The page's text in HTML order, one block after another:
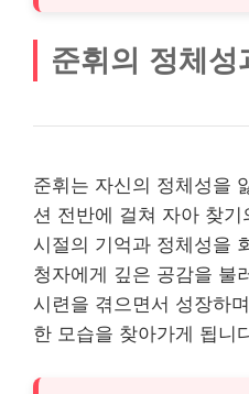
준휘의 정체성
준휘는 자신의 정체성을
션 전반에 걸쳐 자아 찾
시절의 기억과 정체성을
청자에게 깊은 공감을 불
시련을 겪으면서 성장하
한 모습을 찾아가게 됩니